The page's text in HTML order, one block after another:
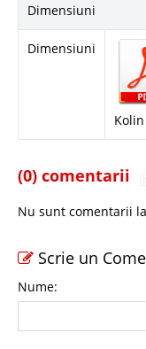
Dimensiuni
Dimensiuni
(0) comentarii
Nu sunt comentarii
Scrie un
Nume: